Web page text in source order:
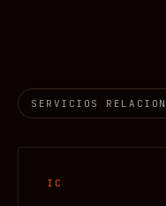
SERVICIOS
IC